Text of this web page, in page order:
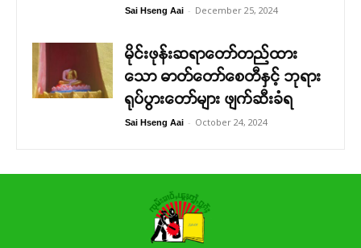
Sai Hseng Aai - December 25, 2024
မိုင်းဖုန်းဆရာ‌တော်တည်ထား
သော ဓာတ်တော်စေတီနှင့် ဘုရား
ရုပ်ပွားတော်များ ဖျက်ဆီးခံရ
Sai Hseng Aai - October 24, 2024